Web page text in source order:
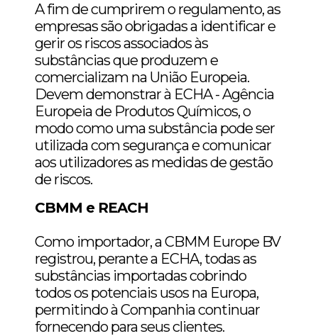
A fim de cumprirem o regulamento, as
empresas são obrigadas a identificar e
gerir os riscos associados às
substâncias que produzem e
comercializam na União Europeia.
Devem demonstrar à ECHA - Agência
Europeia de Produtos Químicos, o
modo como uma substância pode ser
utilizada com segurança e comunicar
aos utilizadores as medidas de gestão
de riscos.
CBMM e REACH
Como importador, a CBMM Europe BV
registrou, perante a ECHA, todas as
substâncias importadas cobrindo
todos os potenciais usos na Europa,
permitindo à Companhia continuar
fornecendo para seus clientes.